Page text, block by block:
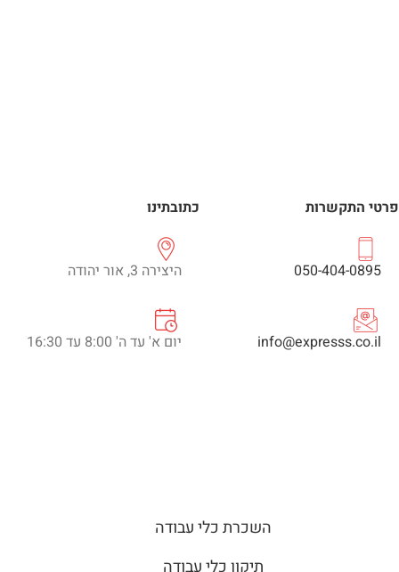
פרטי התקשרות
050-404-0895
info@expresss.co.il
כתובתינו
היצירה 3, אור יהודה
יום א' עד ה' 8:00 עד 16:30
השכרת כלי עבודה
תיקון כלי עבודה